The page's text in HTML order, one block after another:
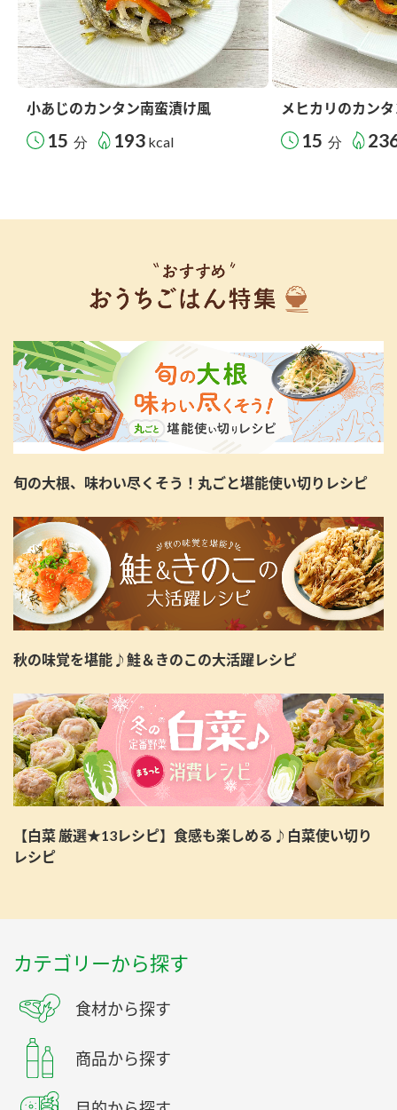
小あじのカンタン南蛮漬け風
15 分 193 kcal
メヒカリのカン
15 分
旬の大根、味わい尽くそう！丸ごと堪能使い切りレシピ
秋の味覚を堪能♪鮭＆きのこの大活躍レシピ
【白菜 厳選★13レシピ】食感も楽しめる♪白菜使い切り
レシピ
カテゴリーから探す
食材から探す
商品から探す